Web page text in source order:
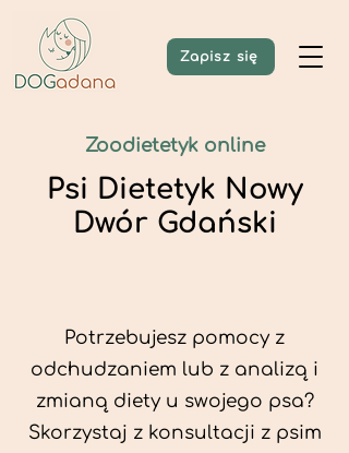
Zapisz się
Zoodietetyk online
Psi Dietetyk Nowy
Dwór Gdański
Potrzebujesz pomocy z
odchudzaniem lub z analizą i
zmianą diety u swojego psa?
Skorzystaj z konsultacji z psim